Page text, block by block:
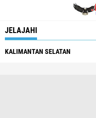
JELAJAHI
KALIMANTAN SELATAN